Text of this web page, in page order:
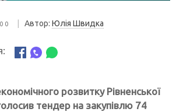
Автор: Юлія Швидка
розвитку Рівненської
тендер на закупівлю 74